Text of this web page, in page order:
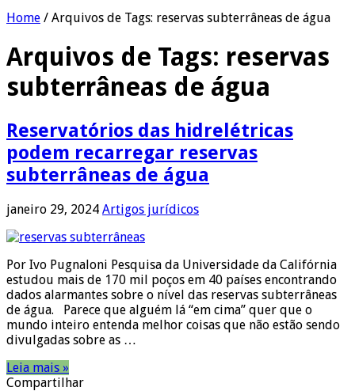
Home / Arquivos de Tags: reservas subterrâneas de água
Arquivos de Tags: reservas
subterrâneas de água
Reservatórios das hidrelétricas
podem recarregar reservas
subterrâneas de água
janeiro 29, 2024 Artigos jurídicos
Por Ivo Pugnaloni Pesquisa da Universidade da Califórnia
estudou mais de 170 mil poços em 40 países encontrando
dados alarmantes sobre o nível das reservas subterrâneas
de água. Parece que alguém lá “em cima” quer que o
mundo inteiro entenda melhor coisas que não estão sendo
divulgadas sobre as …
Leia mais »
Compartilhar